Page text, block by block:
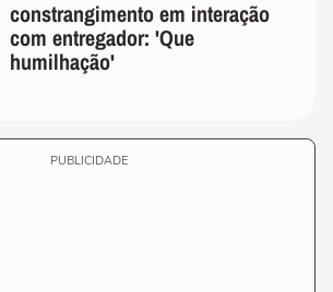
constrangimento em interação
com entregador: 'Que
humilhação'
PUBLICIDADE